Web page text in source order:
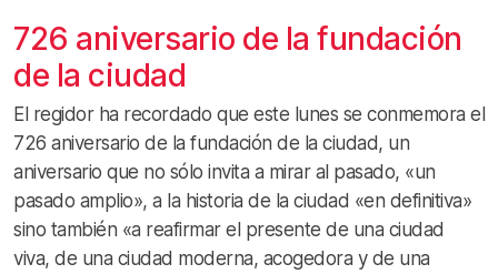
726 aniversario de la fundación
de la ciudad
El regidor ha recordado que este lunes se conmemora el
726 aniversario de la fundación de la ciudad, un
aniversario que no sólo invita a mirar al pasado, «un
pasado amplio», a la historia de la ciudad «en definitiva»
sino también «a reafirmar el presente de una ciudad
viva, de una ciudad moderna, acogedora y de una